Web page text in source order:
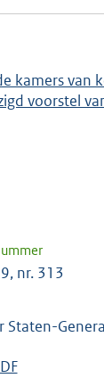
kamers van
voorstel
nr. 313
Staten-